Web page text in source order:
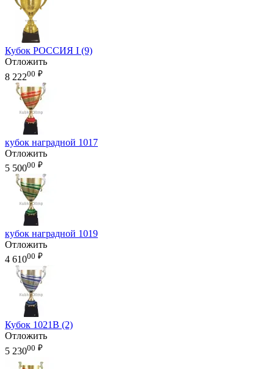
Кубок РОССИЯ I (9)
Отложить
8 22200 ₽
кубок наградной 1017
Отложить
5 50000 ₽
кубок наградной 1019
Отложить
4 61000 ₽
Кубок 1021B (2)
Отложить
5 23000 ₽